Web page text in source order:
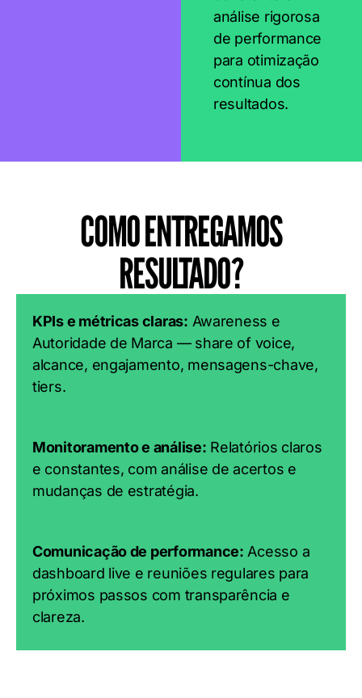
análise rigorosa
de performance
para otimização
contínua dos
resultados.
COMO ENTREGAMOS
RESULTADO?
KPIs e métricas claras: Awareness e
Autoridade de Marca — share of voice,
alcance, engajamento, mensagens-chave,
tiers.
Monitoramento e análise: Relatórios claros
e constantes, com análise de acertos e
mudanças de estratégia.
Comunicação de performance: Acesso a
dashboard live e reuniões regulares para
próximos passos com transparência e
clareza.